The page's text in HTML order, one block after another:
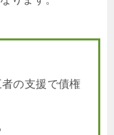
の支援で債権